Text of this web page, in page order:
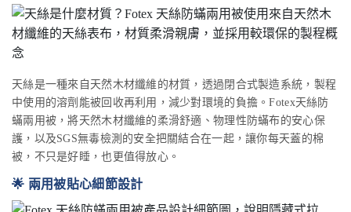
天絲是一種來自天然木材纖維的材質，透過閉合式製造系統，製程
中使用的溶劑能被回收再利用，減少對環境的負擔。Fotex天絲防
蟎兩用被，將天然木材纖維的柔滑舒適、物理性防蟎布的安心保
護，以及SGS無毒檢測的安全把關結合在一起，讓你每天蓋的棉
被，不只是好睡，也更值得放心。
🌟 兩用被貼心細節設計